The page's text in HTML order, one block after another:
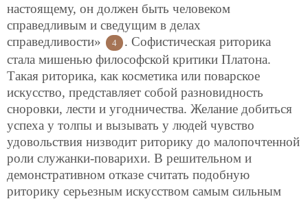
настоящему, он должен быть человеком
справедливым и сведущим в делах
справедливости»
4
. Софистическая риторика
стала мишенью философской критики Платона.
Такая риторика, как косметика или поварское
искусство, представляет собой разновидность
сноровки, лести и угодничества. Желание добиться
успеха у толпы и вызывать у людей чувство
удовольствия низводит риторику до малопочтенной
роли служанки-поварихи. В решительном и
демонстративном отказе считать подобную
риторику серьезным искусством самым сильным